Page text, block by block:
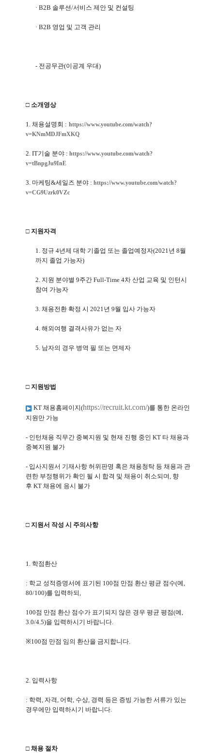
· B2B 솔루션/서비스 제안 및 컨설팅
· B2B 영업 및 고객 관리
- 전공무관(이공계 우대)
□ 소개영상
1. 채용설명회 : https://www.youtube.com/watch?
v=KNmMDJFmXKQ
2. IT기술 분야 : https://www.youtube.com/watch?
v=tBnpgJu9InE
3. 마케팅&세일즈 분야 : https://www.youtube.com/watch?
v=CG9Uzrk0VZc
□ 지원자격
1. 정규 4년제 대학 기졸업 또는 졸업예정자(2021년 8월
까지 졸업 가능자)
2. 지원 분야별 9주간 Full-Time 4차 산업 교육 및 인턴시
참여 가능자
3. 채용전환 확정 시 2021년 9월 입사 가능자
4. 해외여행 결격사유가 없는 자
5. 남자의 경우 병역 필 또는 면제자
□ 지원방법
KT채용홈페이지(https://recruit.kt.com/)를 통한 온라인
지원만 가능
- 인턴채용 직무간 중복지원 및 현재 진행 중인 KT 타 채용과
중복지원 불가
- 입사지원서 기재사항 허위판명 혹은 채용청탁 등 채용과 관
련한 부정행위가 확인 될 시 합격 및 채용이 취소되며, 향
후 KT 채용에 응시 불가
□ 지원서 작성 시 주의사항
1. 학점환산
: 학교 성적증명서에 표기된 100점 만점 환산 평균 점수(예,
80/100)를 입력하되,
100점 만점 환산 점수가 표기되지 않은 경우 평균 평점(예,
3.0/4.5)을 입력하시기 바랍니다.
※100점 만점 임의 환산을 금지합니다.
2. 입력사항
: 학력, 자격, 어학, 수상, 경력 등은 증빙 가능한 서류가 있는
경우에만 입력하시기 바랍니다.
□ 채용 절차